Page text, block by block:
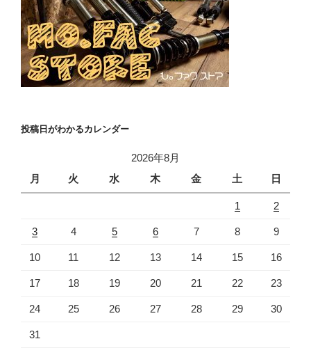
投稿日がわかるカレンダー
2026年8月
月
火 水 木 金 土 日
1 2
3 4 5 6 7 8 9
10 11 12 13 14 15 16
17 18 19 20 21 22 23
24 25 26 27 28 29 30
31